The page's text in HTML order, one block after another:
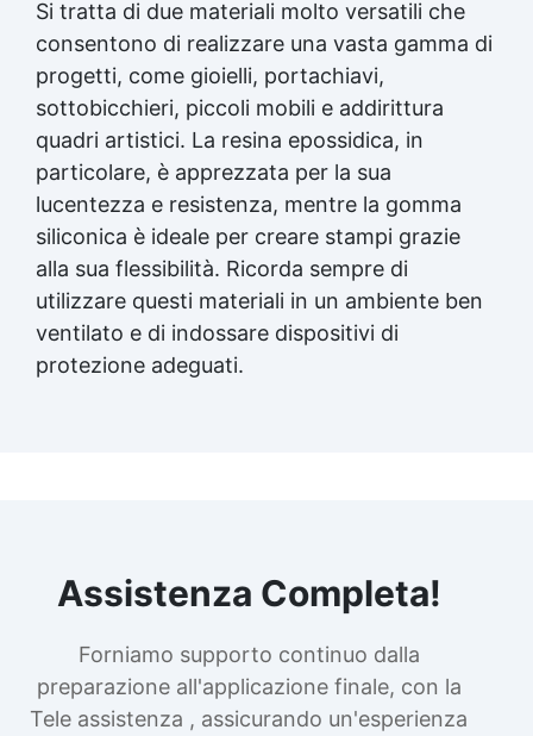
Si tratta di due materiali molto versatili che
consentono di realizzare una vasta gamma di
progetti, come gioielli, portachiavi,
sottobicchieri, piccoli mobili e addirittura
quadri artistici. La resina epossidica, in
particolare, è apprezzata per la sua
lucentezza e resistenza, mentre la gomma
siliconica è ideale per creare stampi grazie
alla sua flessibilità. Ricorda sempre di
utilizzare questi materiali in un ambiente ben
ventilato e di indossare dispositivi di
protezione adeguati.
Assistenza Completa!
Forniamo supporto continuo dalla
preparazione all'applicazione finale, con la
Tele assistenza , assicurando un'esperienza